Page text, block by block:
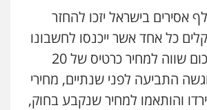
16 אלף אסירים בישראל יזכו להחזר
של 12 שקלים כל אחד אשר ייכנסו לחשבונו
של כל אסיר (סכום שווה למחיר כרטיס של 20
התביעה לפני שנתיים, מחירי
והותאמו למחיר שנקבע בחוק,